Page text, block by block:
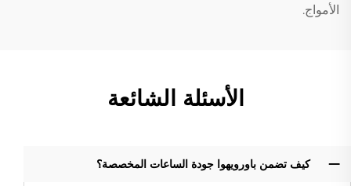
الأمواج.
الأسئلة الشائعة
كيف تضمن باورويهوا جودة الساعات المخصصة؟